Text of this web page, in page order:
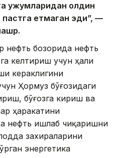
ҳужумларидан олдин
пастга етмаган эди”, —
нефть бозорида нефть
келтириш учун ҳали
кераклигини
Ҳормуз бўғозидаги
бўғозга кириш ва
ҳаракатини
нефть ишлаб чиқаришни
захираларини
энергетика